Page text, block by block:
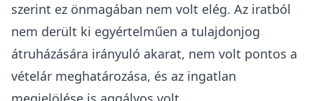
szerint ez önmagában nem volt elég. Az iratból
nem derült ki egyértelműen a tulajdonjog
átruházására irányuló akarat, nem volt pontos a
vételár meghatározása, és az ingatlan